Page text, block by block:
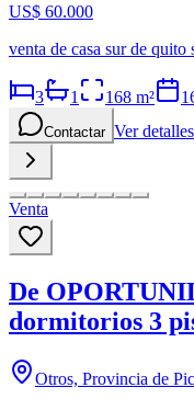
US$ 60.000
venta de casa sur de quito
3 1 168 m²
Contactar Ver detalles
Venta
De
dormitorios 3
Otros, Provincia de